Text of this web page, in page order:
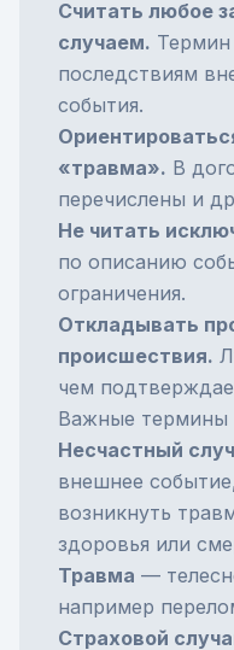
Считать любое
случаем. Термин
последствиям
события.
«травма». В
перечислены и
Не читать
по описанию
ограничения.
Откладывать
происшествия.
чем
Важные термины
Несчастный
внешнее
возникнуть
здоровья или
Травма —
например
Страховой